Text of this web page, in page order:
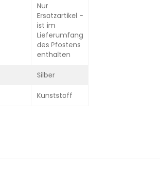
Nur
Ersatzartikel -
ist im
Lieferumfang
des Pfostens
enthalten
Silber
Kunststoff